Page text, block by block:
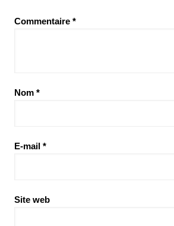
Commentaire *
Nom *
E-mail *
Site web